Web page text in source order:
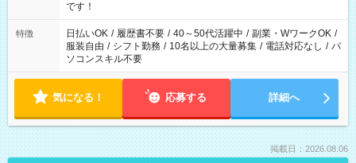
です！
特徴 日払いOK / 履歴書不要 / 40～50代活躍中 / 副業・WワークOK /
服装自由 / シフト勤務 / 10名以上の大量募集 / 電話対応なし / パ
ソコンスキル不要
気になる！ 応募する 詳細へ
掲載日：2026.08.06